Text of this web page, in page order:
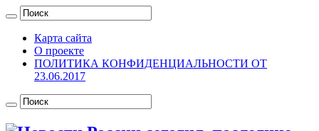
Карта сайта
О проекте
ПОЛИТИКА КОНФИДЕНЦИАЛЬНОСТИ ОТ
23.06.2017